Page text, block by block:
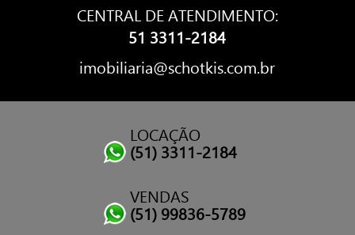
CENTRAL DE ATENDIMENTO:
51 3311-2184
imobiliaria@schotkis.com.br
LOCAÇÃO
(51) 3311-2184
VENDAS
(51) 99836-5789